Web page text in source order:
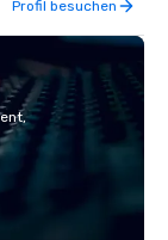
Profil besuchen